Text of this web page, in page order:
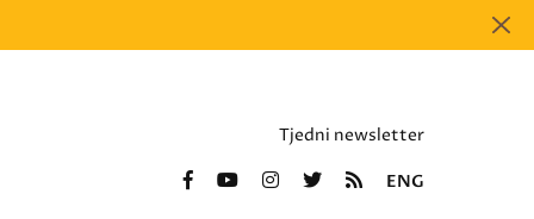
Tjedni newsletter
ENG